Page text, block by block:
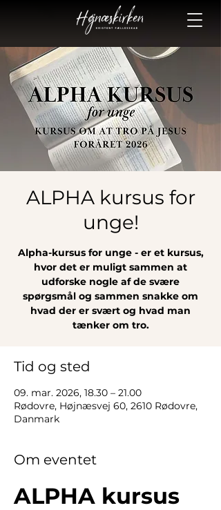
ALPHA kursus for
unge!
Alpha-kursus for unge - er et kursus,
hvor det er muligt sammen at
udforske nogle af de svære
spørgsmål og sammen snakke om
hvad der er svært og hvad man
tænker om tro.
Tid og sted
09. mar. 2026, 18.30 – 21.00
Rødovre, Højnæsvej 60, 2610 Rødovre,
Danmark
Om eventet
ALPHA kursus